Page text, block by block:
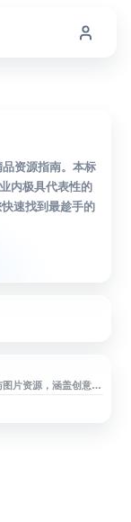
资源指南。本标
内极具代表性的
速找到最趁手的
片资源，涵盖创意视
计、广告制作、新媒
和查找不同风格的数